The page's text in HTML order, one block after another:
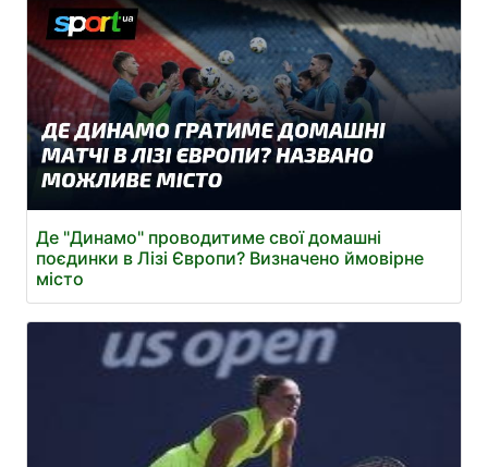
Де "Динамо" проводитиме свої домашні
поєдинки в Лізі Європи? Визначено ймовірне
місто